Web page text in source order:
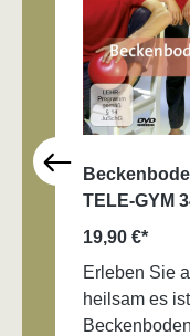
TELE-GYM
19,90 €*
Erleben Sie
heilsam es